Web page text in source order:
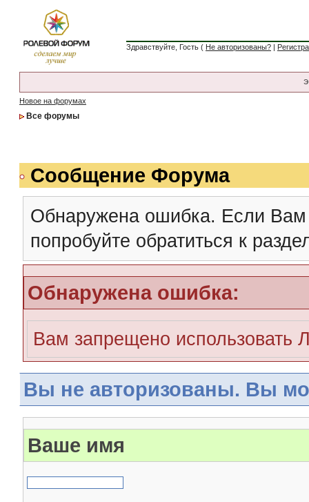
Здравствуйте, Гость ( Не авторизованы? |
Новое на форумах
Все форумы
Сообщение Форума
Обнаружена ошибка. Если
попробуйте обратиться к
Обнаружена ошибка:
Вам запрещено
Вы не авторизованы. Вы
Ваше имя